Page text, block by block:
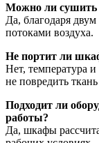
Можно ли сушить
Да, благодаря
потоками воздуха.
Не портит ли
Нет, температура
не повредить
Подходит ли
работы?
Да, шкафы